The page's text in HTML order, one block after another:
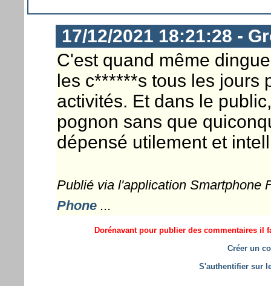
17/12/2021 18:21:28 -
C'est quand même
les c******s tous les jours
activités. Et dans le
pognon sans que
dépensé utilement et
Publié via l'application Smartphone
Phone...
Dorénavant pour publier des commentaires il
Créer un
S'authentifier sur